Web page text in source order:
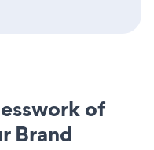
of
Brand